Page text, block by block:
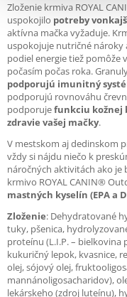
Zloženie krmiva ROYAL
uspokojilo potreby
aktívna mačka vyžaduje.
uspokojuje nutričné nároky
podiel energie tiež pomôže
počasím počas roka.
podporujú imunitný
podporujú rovnováhu
podporujefunkciu kožnej
zdravie vašej mačky.
V mestskom aj dedinskom
vždy si nájdu niečo k
náročných aktivitách ako je
krmivo ROYAL CANIN®
mastných kyselín (EPA a
Zloženie: Dehydratované
tuky, pšenica,
proteínu (L.I.P. –
kukuričný lepok, kvasnice,
olej, sójový olej,
mannánoligosacharidov),
lekárskeho (zdroj luteínu),